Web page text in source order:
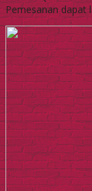
Pemesanan dapat